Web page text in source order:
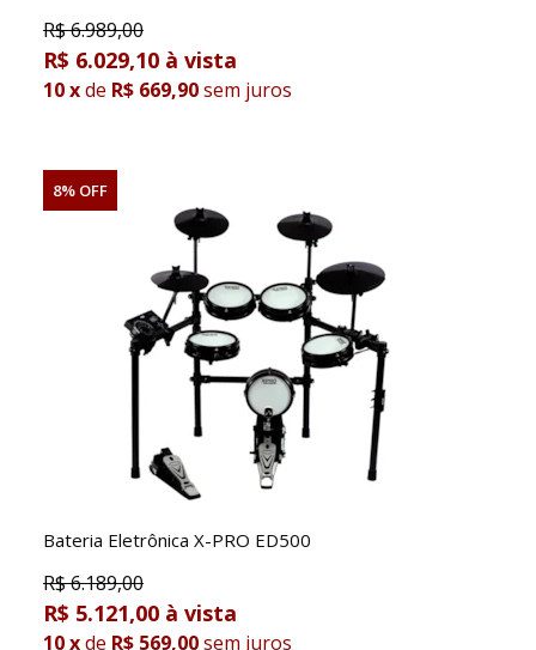
R$6.989,00
R$ 6.029,10
10xde R$ 669,90sem juros
8% OFF
Bateria Eletrônica X-PRO ED500
R$6.189,00
R$ 5.121,00
10xde R$ 569,00sem juros